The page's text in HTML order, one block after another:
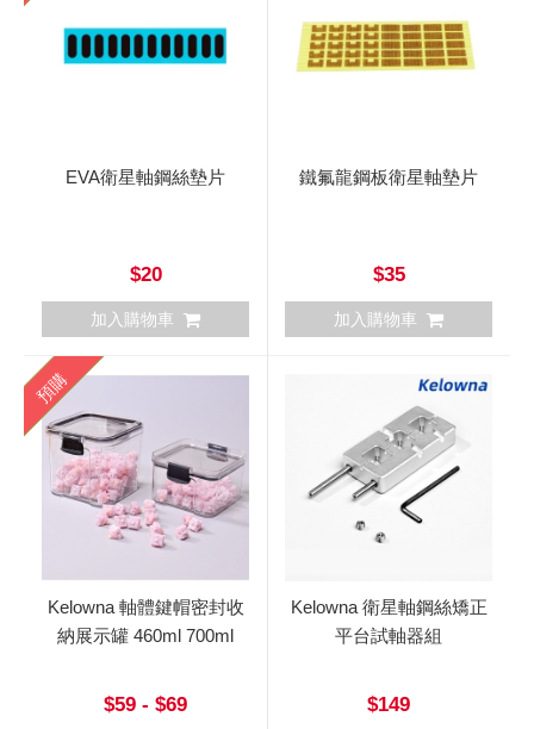
EVA衛星軸鋼絲墊片
$20
加入購物車
鐵氟龍鋼板衛星軸墊片
$35
加入購物車
預購
Kelowna 軸體鍵帽密封收
納展示罐 460ml 700ml
$59 - $69
Kelowna 衛星軸鋼絲矯正
平台試軸器組
$149